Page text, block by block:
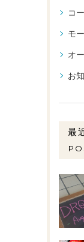
コ
モ
オ
お
最